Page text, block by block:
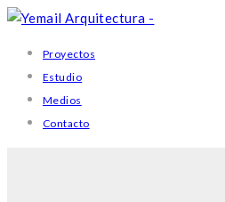
Proyectos
Estudio
Medios
Contacto